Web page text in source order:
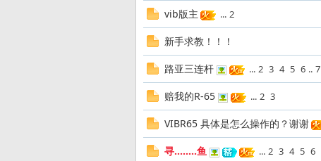
vib版主 ... 2
新手求教！！！
路亚三连杆 ... 2 3 4 5 6 .. 7
赔我的R-65 ... 2 3
VIBR65 具体是怎么操作的？谢谢
寻........鱼 ... 2 3 4 5 6